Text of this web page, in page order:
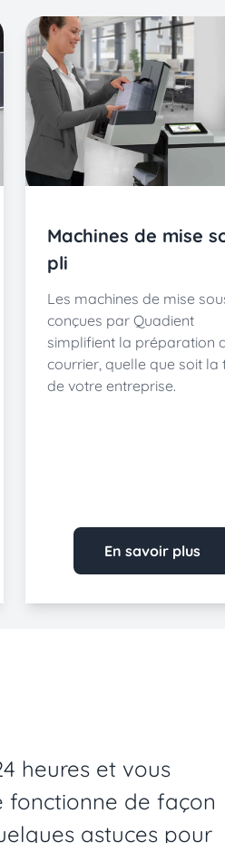
Machines de mise
pli
Les machines de mise
conçues par Quadient
simplifient la préparation
courrier, quelle que soit la
de votre entreprise.
En savoir plus
heures et vous
fonctionne de façon
astuces pour